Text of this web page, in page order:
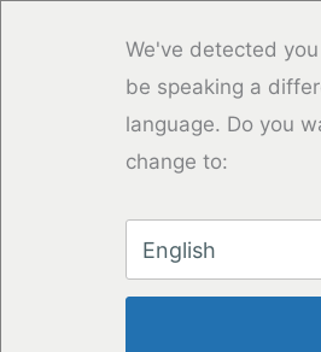
We've detected
be speaking a
language. Do you
change to:
English